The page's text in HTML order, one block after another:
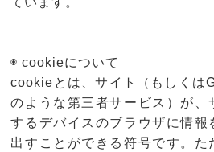
◉ cookieについて
cookieとは、サイト（もしくは
のような第三者サービス）が、
するデバイスのブラウザに情報
出すことができる符号です。た